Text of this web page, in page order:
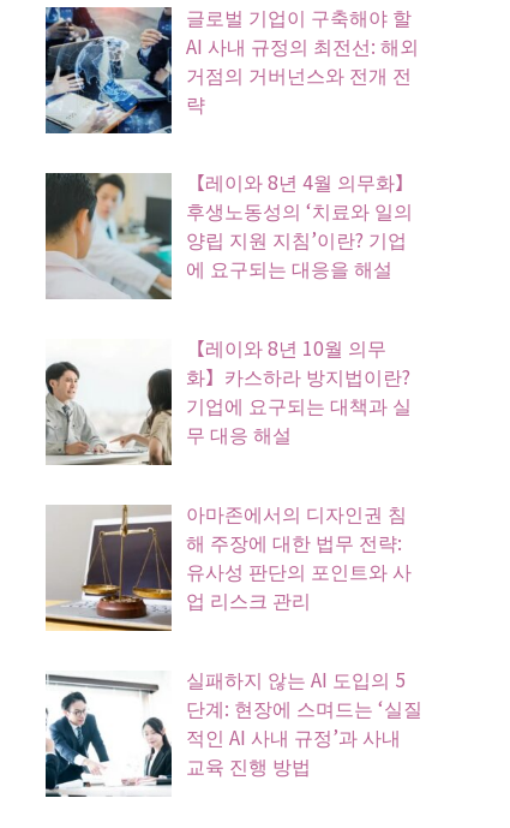
글로벌 기업이 구축해야 할
AI 사내 규정의 최전선: 해외
거점의 거버넌스와 전개 전
략
【레이와 8년 4월 의무화】
후생노동성의 ‘치료와 일의
양립 지원 지침’이란? 기업
에 요구되는 대응을 해설
【레이와 8년 10월 의무
화】카스하라 방지법이란?
기업에 요구되는 대책과 실
무 대응 해설
아마존에서의 디자인권 침
해 주장에 대한 법무 전략:
유사성 판단의 포인트와 사
업 리스크 관리
실패하지 않는 AI 도입의 5
단계: 현장에 스며드는 ‘실질
적인 AI 사내 규정’과 사내
교육 진행 방법